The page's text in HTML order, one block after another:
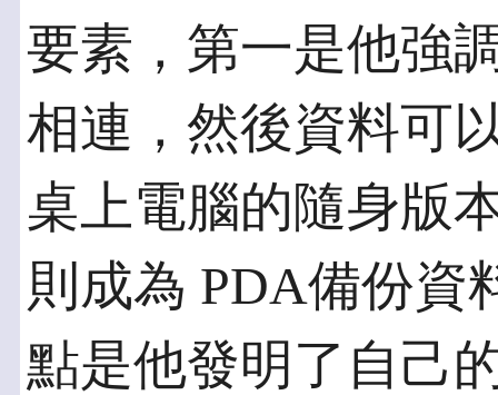
要素，第一是他強
相連，然後資料可
桌上電腦的隨身版
則成為 PDA備份資
點是他發明了自己